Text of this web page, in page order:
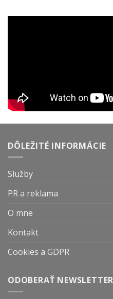
DÔLEŽITÉ INFORMÁCIE
Služby
PR a reklama
O mne
Kontakt
Cookies a GDPR
ODOBERAŤ NEWSLETTER